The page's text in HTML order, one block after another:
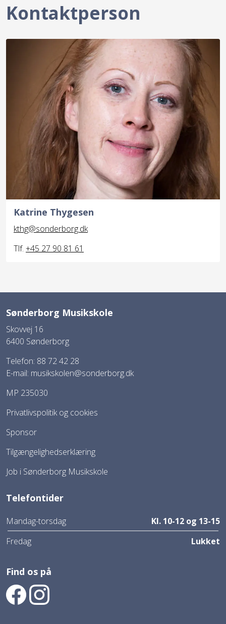
Kontaktperson
Katrine Thygesen
kthg@sonderborg.dk
Tlf. +45 27 90 81 61
Sønderborg Musikskole
Skovvej 16
6400 Sønderborg
Telefon: 88 72 42 28
E-mail: musikskolen@sonderborg.dk
MP 235030
Privatlivspolitik og cookies
Sponsor
Tilgængelighedserklæring
Job i Sønderborg Musikskole
Telefontider
Mandag-torsdag
Kl. 10-12 og 13-15
Fredag
Lukket
Find os på